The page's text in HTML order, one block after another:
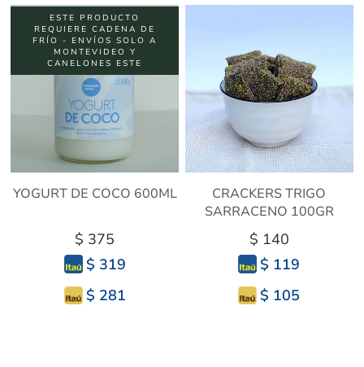
ESTE PRODUCTO
REQUIERE CADENA DE
FRÍO - ENVÍOS SOLO A
MONTEVIDEO Y
CANELONES ESTE
YOGURT DE COCO 600ML
$ 375
$ 319
$ 281
CRACKERS TRIGO
SARRACENO 100GR
$ 140
$ 119
$ 105